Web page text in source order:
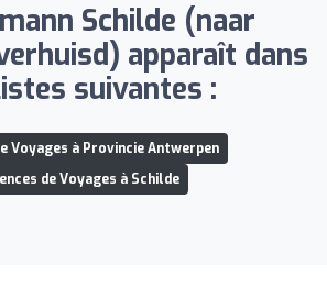
Schilde (naar
apparaît dans
suivantes :
Voyages à Provincie Antwerpen
de Voyages à Schilde